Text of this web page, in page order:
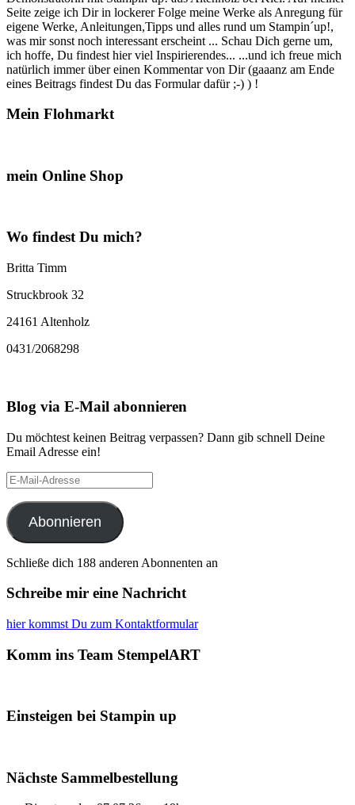
Seite zeige ich Dir in lockerer Folge meine Werke als Anregung für
eigene Werke, Anleitungen,Tipps und alles rund um Stampin´up!,
was mir sonst noch interessant erscheint ... Schau Dich gerne um,
ich hoffe, Du findest hier viel Inspirierendes... ...und ich freue mich
natürlich immer über einen Kommentar von Dir (gaaanz am Ende
eines Beitrags findest Du das Formular dafür ;-) ) !
Mein Flohmarkt
mein Online Shop
Wo findest Du mich?
Britta Timm
Struckbrook 32
24161 Altenholz
0431/2068298
Blog via E-Mail abonnieren
Du möchtest keinen Beitrag verpassen? Dann gib schnell Deine
Email Adresse ein!
E-
Mail-
Adresse
Abonnieren
Schließe dich 188 anderen Abonnenten an
Schreibe mir eine Nachricht
hier kommst Du zum Kontaktformular
Komm ins Team StempelART
Einsteigen bei Stampin up
Nächste Sammelbestellung